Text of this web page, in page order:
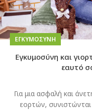
EΓΚΥΜΟΣΎΝΗ
Εγκυμοσύνη και
εαυτό
Για μια ασφαλή και
εορτών,